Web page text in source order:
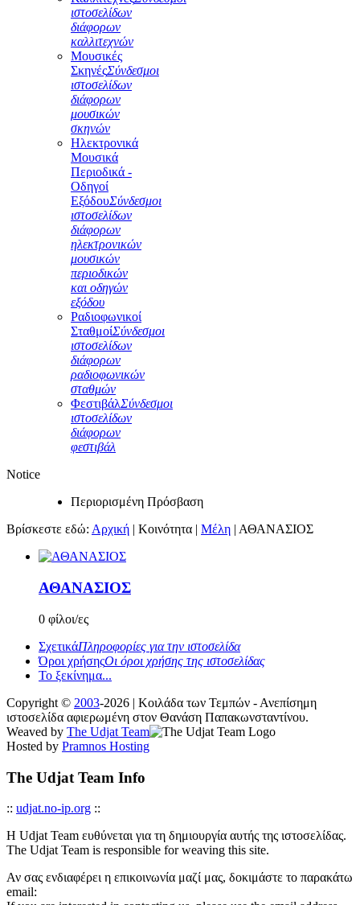
ιστοσελίδων
διάφορων
καλλιτεχνών
Μουσικές
ΣκηνέςΣύνδεσμοι
ιστοσελίδων
διάφορων
μουσικών
σκηνών
Ηλεκτρονικά
Μουσικά
Περιοδικά -
Οδηγοί
ΕξόδουΣύνδεσμοι
ιστοσελίδων
διάφορων
ηλεκτρονικών
μουσικών
περιοδικών
και οδηγών
εξόδου
Ραδιοφωνικοί
ΣταθμοίΣύνδεσμοι
ιστοσελίδων
διάφορων
ραδιοφωνικών
σταθμών
ΦεστιβάλΣύνδεσμοι
ιστοσελίδων
διάφορων
φεστιβάλ
Notice
Περιορισμένη Πρόσβαση
Βρίσκεστε εδώ: Αρχική | Κοινότητα | Μέλη | ΑΘΑΝΑΣΙΟΣ
ΑΘΑΝΑΣΙΟΣ
0 φίλοι/ες
ΣχετικάΠληροφορίες για την ιστοσελίδα
Όροι χρήσηςΟι όροι χρήσης της ιστοσελίδας
Το ξεκίνημα...
Copyright © 2003-2026 | Κοιλάδα των Τεμπών - Ανεπίσημη
ιστοσελίδα αφιερωμένη στον Θανάση Παπακωνσταντίνου.
Weaved by The Udjat Team
Hosted by Pramnos Hosting
The Udjat Team Info
:: udjat.no-ip.org ::
Η Udjat Team ευθύνεται για τη δημιουργία αυτής της ιστοσελίδας.
The Udjat Team is responsible for weaving this site.
Αν σας ενδιαφέρει η επικοινωνία μαζί μας, δοκιμάστε το παρακάτω
email: